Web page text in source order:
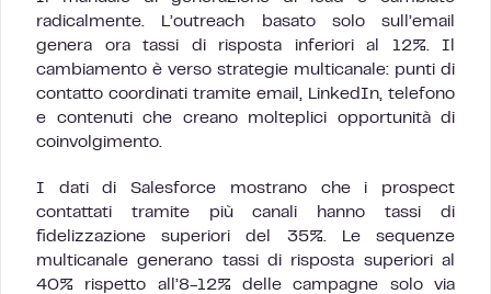
radicalmente. L’outreach basato solo sull’email
genera ora tassi di risposta inferiori al 12%. Il
cambiamento è verso strategie multicanale: punti di
contatto coordinati tramite email, LinkedIn, telefono
e contenuti che creano molteplici opportunità di
coinvolgimento.
I dati di Salesforce mostrano che i prospect
contattati tramite più canali hanno tassi di
fidelizzazione superiori del 35%. Le sequenze
multicanale generano tassi di risposta superiori al
40% rispetto all’8-12% delle campagne solo via